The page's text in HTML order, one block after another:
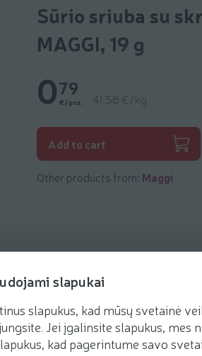
slapukai
slapukus, kad mūsų svetainė
Jei įgalinsite slapukus, mes
kad pagerintume savo
Sūrio sriuba su
MAGGI, 19 g
079
€/pcs. 41,58 €/kg
Add to cart
Other products from: Maggi
Recipes